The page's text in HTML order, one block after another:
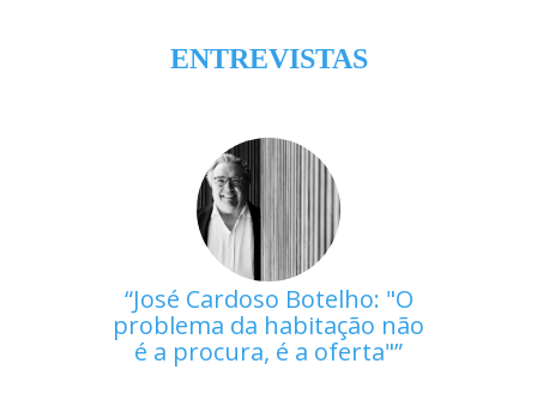
ENTREVISTAS
José Cardoso Botelho: "O
problema da habitação não
é a procura, é a oferta"